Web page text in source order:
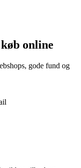
online
gode fund og